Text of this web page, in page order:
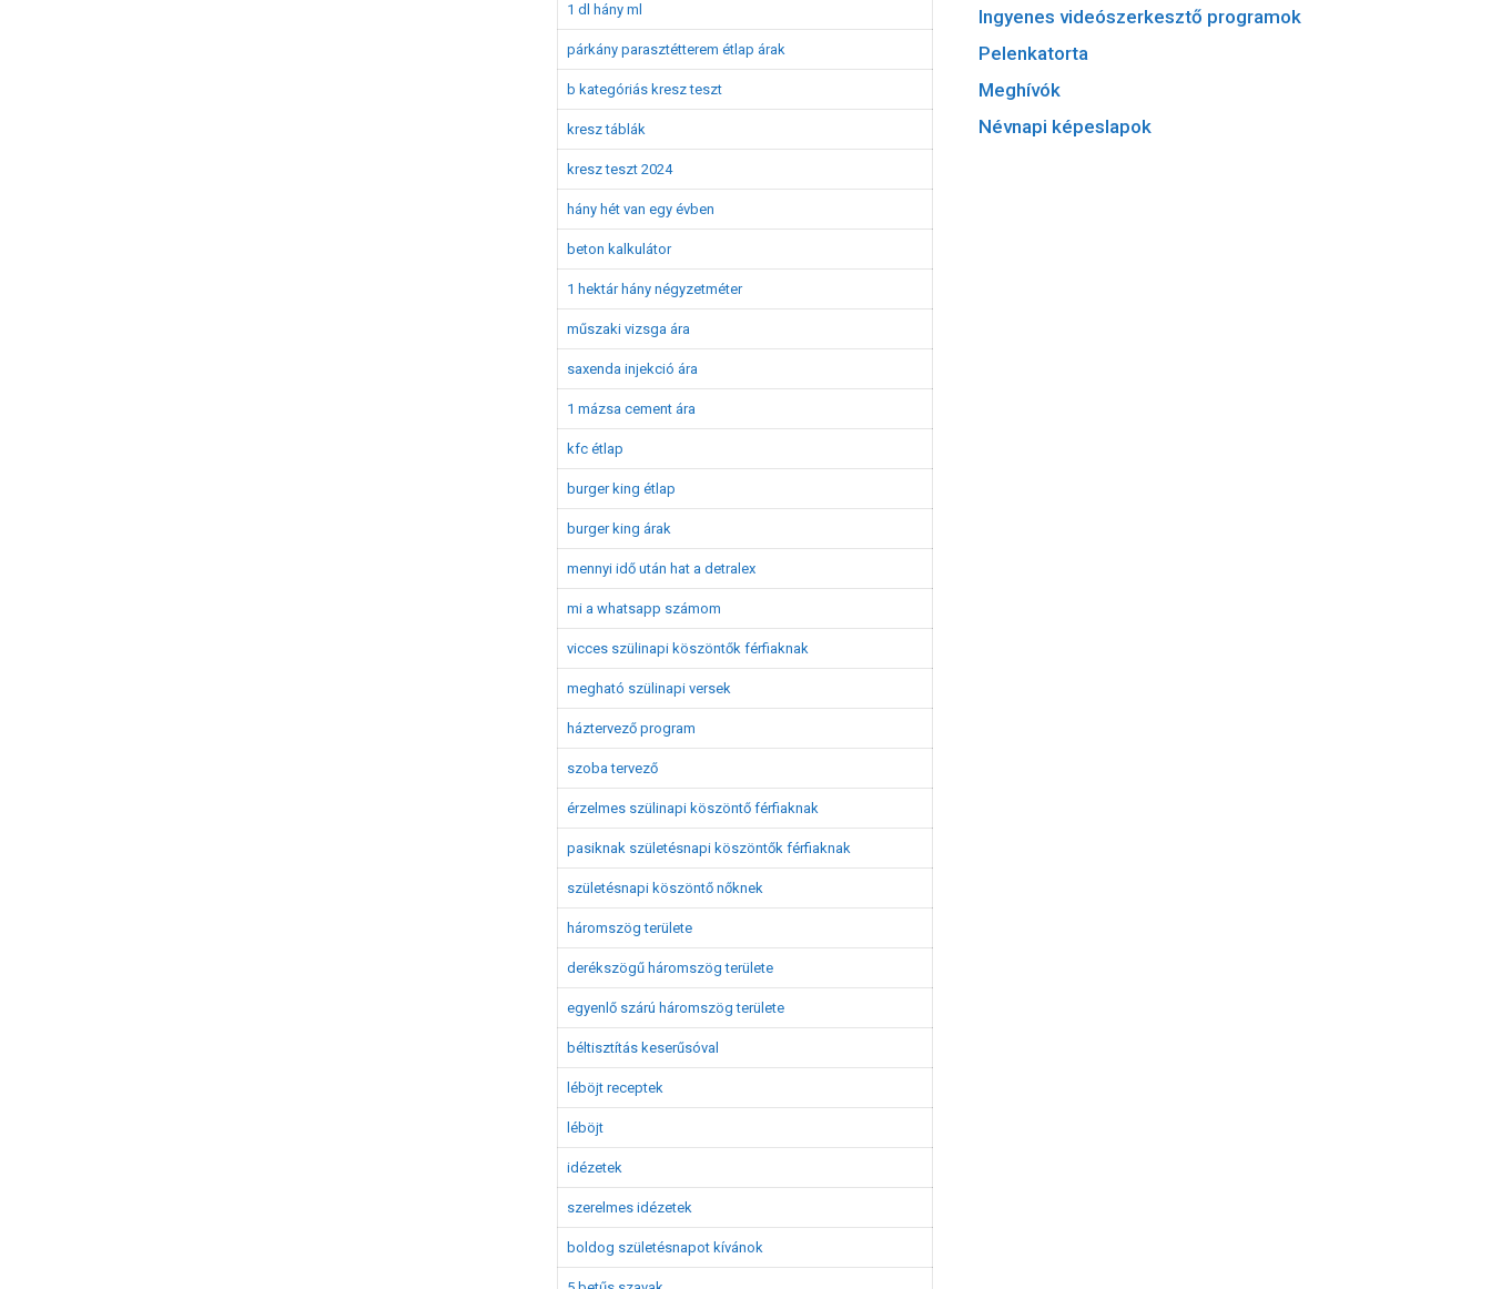
1 dl hány ml
párkány parasztétterem étlap árak
b kategóriás kresz teszt
kresz táblák
kresz teszt 2024
hány hét van egy évben
beton kalkulátor
1 hektár hány négyzetméter
műszaki vizsga ára
saxenda injekció ára
1 mázsa cement ára
kfc étlap
burger king étlap
burger king árak
mennyi idő után hat a detralex
mi a whatsapp számom
vicces szülinapi köszöntők férfiaknak
megható szülinapi versek
háztervező program
szoba tervező
érzelmes szülinapi köszöntő férfiaknak
pasiknak születésnapi köszöntők férfiaknak
születésnapi köszöntő nőknek
háromszög területe
derékszögű háromszög területe
egyenlő szárú háromszög területe
béltisztítás keserűsóval
léböjt receptek
léböjt
idézetek
szerelmes idézetek
boldog születésnapot kívánok
Ingyenes videószerkesztő programok
Pelenkatorta
Meghívók
Névnapi képeslapok